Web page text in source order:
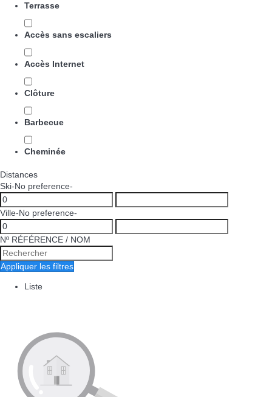
Terrasse
Accès sans escaliers
Accès Internet
Clôture
Barbecue
Cheminée
Distances
Ski-No preference-
Ville-No preference-
Nº RÉFÉRENCE / NOM
Appliquer les filtres
Liste